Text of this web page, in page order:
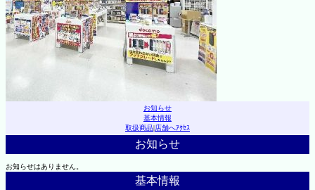
お知らせ
基本情報
取扱商品|店舗へｱｸｾｽ
お知らせ
お知らせはありません。
基本情報